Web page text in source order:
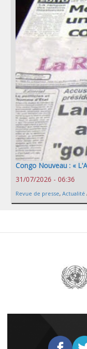
Congo Nouveau : «
31/07/2026 - 06:36
Revue de presse, Actualité